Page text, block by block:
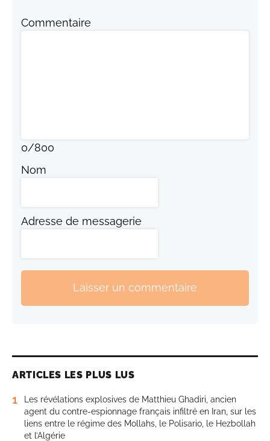
Commentaire
0/800
Nom
Adresse de messagerie
Laisser un commentaire
ARTICLES LES PLUS LUS
1
Les révélations explosives de Matthieu Ghadiri, ancien
agent du contre-espionnage français infiltré en Iran, sur les
liens entre le régime des Mollahs, le Polisario, le Hezbollah
et l’Algérie